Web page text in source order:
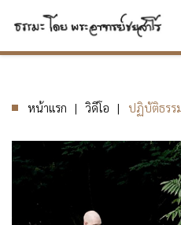
หน้าแรก วิดีโอ ปฏิบัติธร